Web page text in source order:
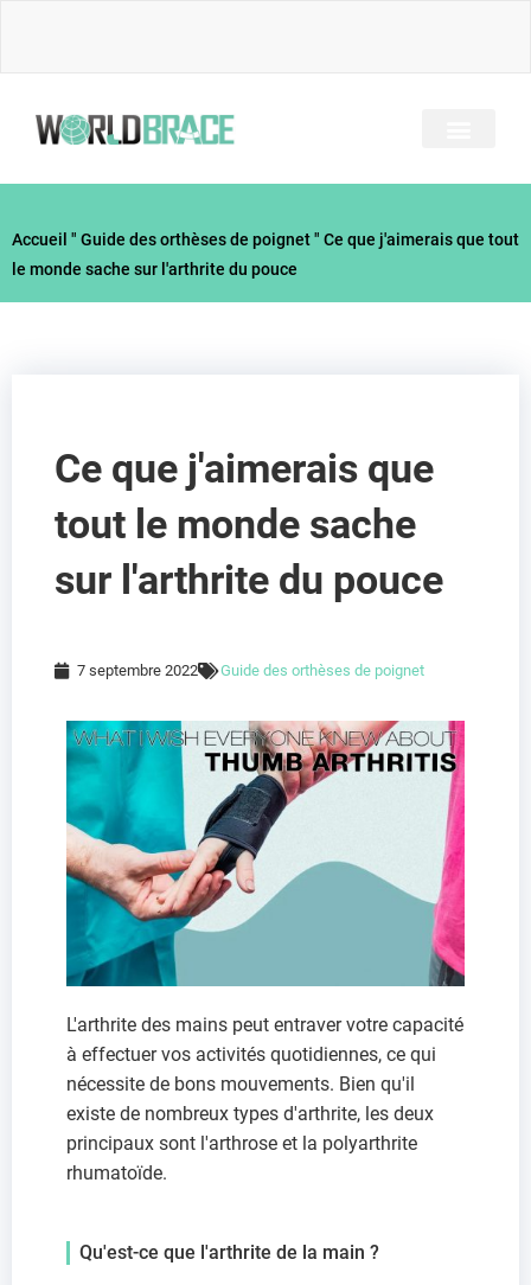
Accueil " Guide des orthèses de poignet" Ce que j'aimerais que tout
le monde sache sur l'arthrite du pouce
Ce que j'aimerais que
tout le monde sache
sur l'arthrite du pouce
7 septembre 2022 Guide des orthèses de poignet
L'arthrite des mains peut entraver votre capacité
à effectuer vos activités quotidiennes, ce qui
nécessite de bons mouvements. Bien qu'il
existe de nombreux types d'arthrite, les deux
principaux sont l'arthrose et la polyarthrite
rhumatoïde.
Qu'est-ce que l'arthrite de la main ?